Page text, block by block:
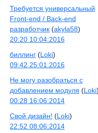
Требуется универсальный
Front-end / Back-end
разработчик (akyla58)
20:20 10:04:2016
биллинг (Loki)
09:42 25:01:2016
Не могу разобраться с
добавлением модуля (Loki)
00:28 16:06:2014
Свой дизайн! (Loki)
22:52 08:06:2014